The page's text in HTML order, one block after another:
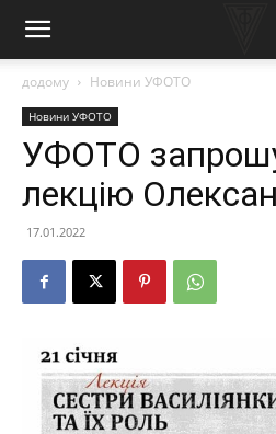
додому Новини УФОТО
Новини УФОТО
УФОТО
лекцію
17.01.2022